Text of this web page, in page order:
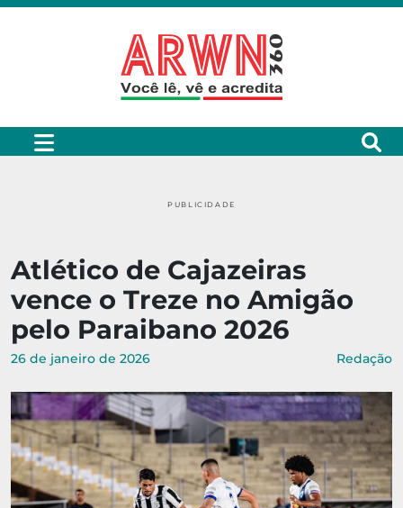
PUBLICIDADE
Atlético de Cajazeiras
vence o Treze no Amigão
pelo Paraibano 2026
26 de janeiro de 2026 Redação